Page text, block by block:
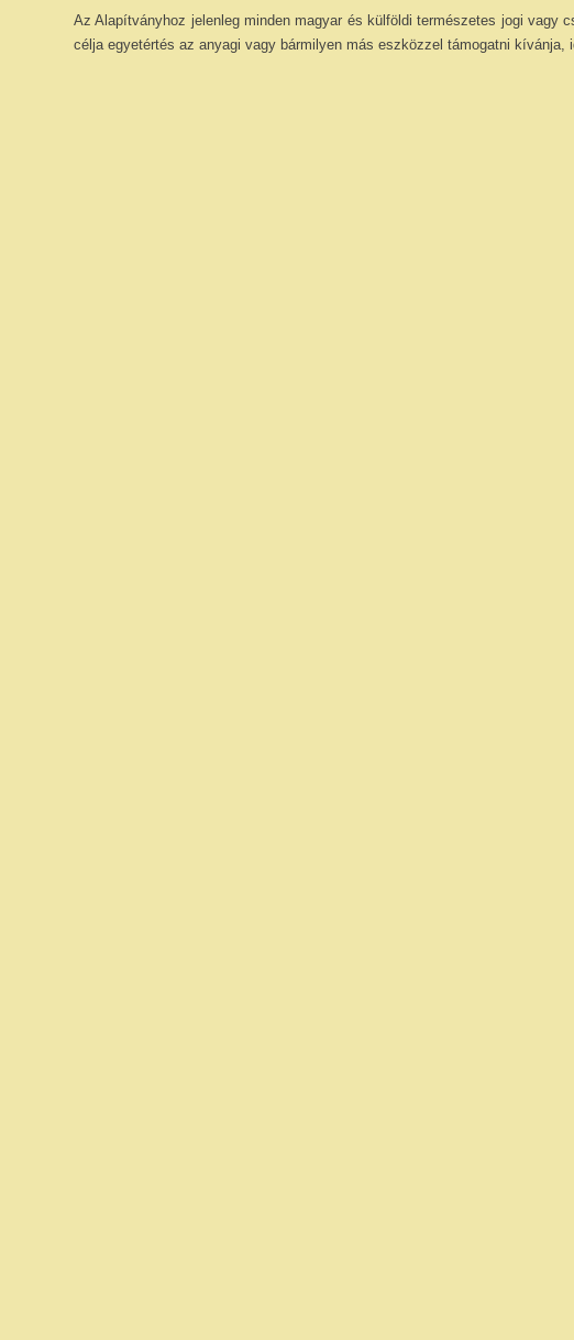
Az Alapítványhoz jelenleg minden magyar és külföldi természetes jogi
célja egyetértés az anyagi vagy bármilyen más eszközzel támogatni kívánja,